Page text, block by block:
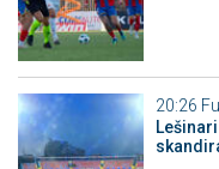
20:26